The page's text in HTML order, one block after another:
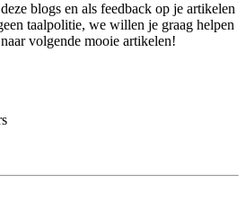
blogs en als feedback op je artikelen
taalpolitie, we willen je graag helpen
volgende mooie artikelen!